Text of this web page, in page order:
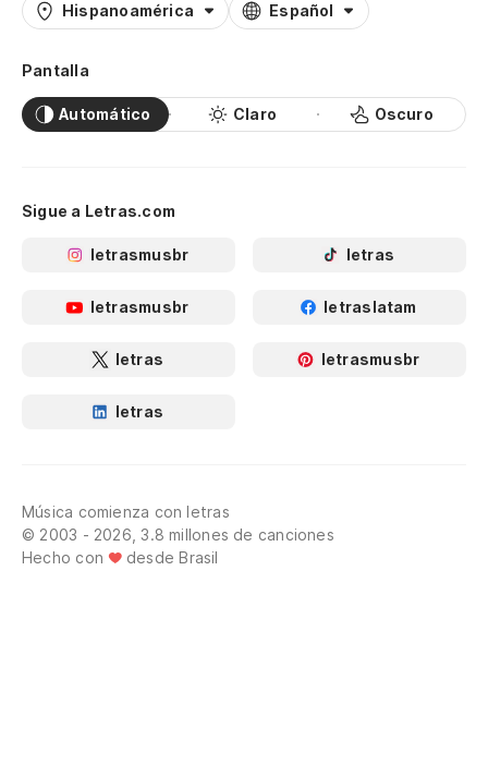
Hispanoamérica Español
Pantalla
Automático Claro Oscuro
Sigue a Letras.com
letrasmusbr letras
letrasmusbr letraslatam
letras letrasmusbr
letras
Música comienza con letras
© 2003 - 2026, 3.8 millones de canciones
Hecho con
desde Brasil